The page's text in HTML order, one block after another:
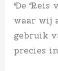
De Reis
waar wij
gebruik
precies